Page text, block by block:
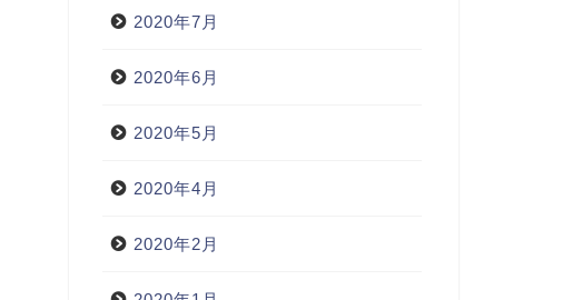
2020年7月
2020年6月
2020年5月
2020年4月
2020年2月